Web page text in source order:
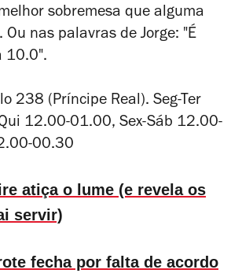
sobremesa que alguma
Ou nas palavras de Jorge: "É
10.0".
238 (Príncipe Real). Seg-Ter
12.00-01.00, Sex-Sáb 12.00-
00.30
atiça o lume (e revela os
servir)
fecha por falta de acordo